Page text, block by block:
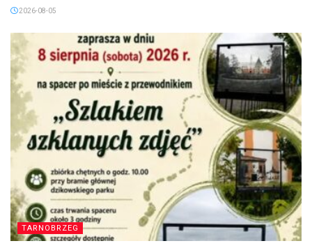
2026-08-05
TARNOBRZEG